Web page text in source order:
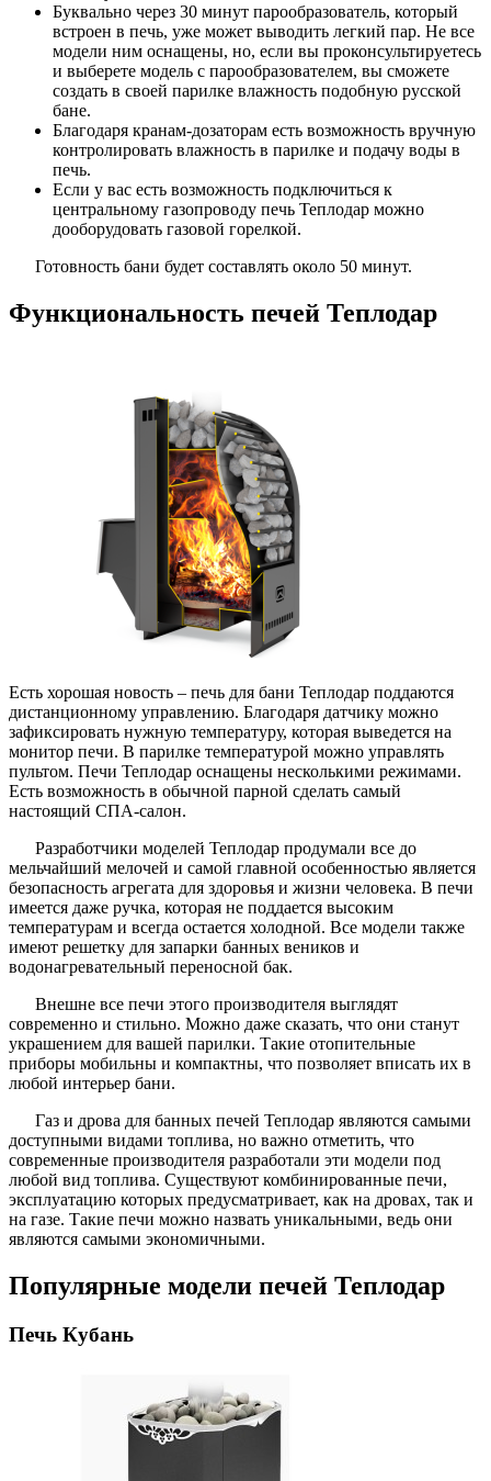
Буквально через 30 минут парообразователь, который
встроен в печь, уже может выводить легкий пар. Не все
модели ним оснащены, но, если вы проконсультируетесь
и выберете модель с парообразователем, вы сможете
создать в своей парилке влажность подобную русской
бане.
Благодаря кранам-дозаторам есть возможность вручную
контролировать влажность в парилке и подачу воды в
печь.
Если у вас есть возможность подключиться к
центральному газопроводу печь Теплодар можно
дооборудовать газовой горелкой.
Готовность бани будет составлять около 50 минут.
Функциональность печей Теплодар
Есть хорошая новость – печь для бани Теплодар поддаются
дистанционному управлению. Благодаря датчику можно
зафиксировать нужную температуру, которая выведется на
монитор печи. В парилке температурой можно управлять
пультом. Печи Теплодар оснащены несколькими режимами.
Есть возможность в обычной парной сделать самый
настоящий СПА-салон.
Разработчики моделей Теплодар продумали все до
мельчайший мелочей и самой главной особенностью является
безопасность агрегата для здоровья и жизни человека. В печи
имеется даже ручка, которая не поддается высоким
температурам и всегда остается холодной. Все модели также
имеют решетку для запарки банных веников и
водонагревательный переносной бак.
Внешне все печи этого производителя выглядят
современно и стильно. Можно даже сказать, что они станут
украшением для вашей парилки. Такие отопительные
приборы мобильны и компактны, что позволяет вписать их в
любой интерьер бани.
Газ и дрова для банных печей Теплодар являются самыми
доступными видами топлива, но важно отметить, что
современные производителя разработали эти модели под
любой вид топлива. Существуют комбинированные печи,
эксплуатацию которых предусматривает, как на дровах, так и
на газе. Такие печи можно назвать уникальными, ведь они
являются самыми экономичными.
Популярные модели печей Теплодар
Печь Кубань